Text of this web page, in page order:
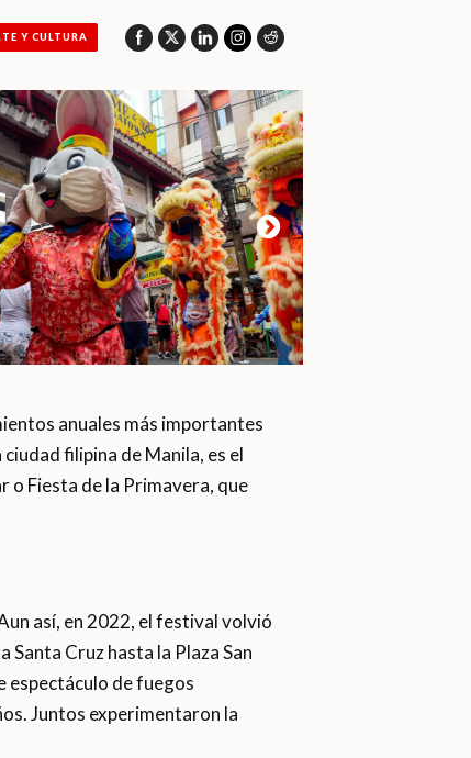
Y CULTURA
anuales más importantes
filipina de Manila, es el
o Fiesta de la Primavera, que
así, en 2022, el festival volvió
Cruz hasta la Plaza San
espectáculo de fuegos
Juntos experimentaron la